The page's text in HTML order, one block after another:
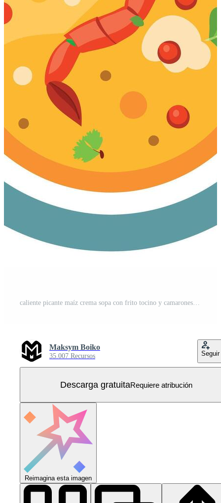
caliente picante maíz crema sopa con frito tocino y camarones Mariscos almuerzo un la sopa de pescado parte superior ver cerca arriba Vector Gratis
Maksym Boiko
35.007 Recursos Seguir
Descarga gratuitaRequiere atribución
Reimagina esta imagen